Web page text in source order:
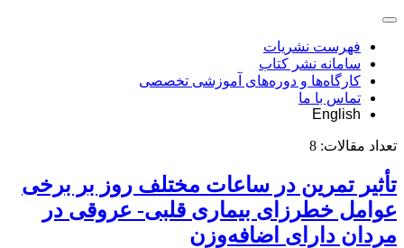
فهرست نشریات
سامانه نشر کتاب
کارگاه‌ها و دوره‌های آموزشی تخصصی
تماس با ما
English
تعداد مقالات: 8
تأثیر تمرین در ساعات مختلف روز بر برخی
عوامل خطرزای بیماری قلبی- عروقی در
مردان دارای اضافه‌وزن